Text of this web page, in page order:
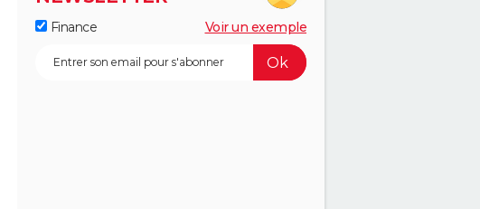
Finance Voir un exemple